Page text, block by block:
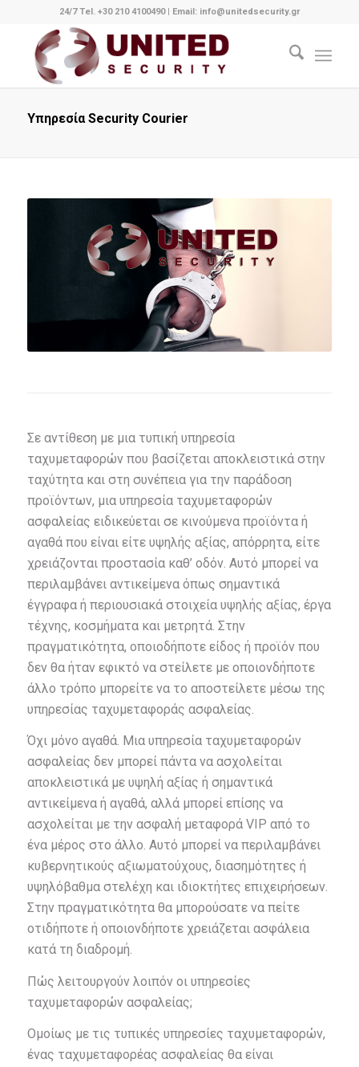
24/7 Tel. +30 210 4100490 | Email: info@unitedsecurity.gr
Υπηρεσία Security Courier
Σε αντίθεση με μια τυπική υπηρεσία
ταχυμεταφορών που βασίζεται αποκλειστικά στην
ταχύτητα και στη συνέπεια για την παράδοση
προϊόντων, μια υπηρεσία ταχυμεταφορών
ασφαλείας ειδικεύεται σε κινούμενα προϊόντα ή
αγαθά που είναι είτε υψηλής αξίας, απόρρητα, είτε
χρειάζονται προστασία καθ’ οδόν. Αυτό μπορεί να
περιλαμβάνει αντικείμενα όπως σημαντικά
έγγραφα ή περιουσιακά στοιχεία υψηλής αξίας, έργα
τέχνης, κοσμήματα και μετρητά. Στην
πραγματικότητα, οποιοδήποτε είδος ή προϊόν που
δεν θα ήταν εφικτό να στείλετε με οποιονδήποτε
άλλο τρόπο μπορείτε να το αποστείλετε μέσω της
υπηρεσίας ταχυμεταφοράς ασφαλείας.
Όχι μόνο αγαθά. Μια υπηρεσία ταχυμεταφορών
ασφαλείας δεν μπορεί πάντα να ασχολείται
αποκλειστικά με υψηλή αξίας ή σημαντικά
αντικείμενα ή αγαθά, αλλά μπορεί επίσης να
ασχολείται με την ασφαλή μεταφορά VIP από το
ένα μέρος στο άλλο. Αυτό μπορεί να περιλαμβάνει
κυβερνητικούς αξιωματούχους, διασημότητες ή
υψηλόβαθμα στελέχη και ιδιοκτήτες επιχειρήσεων.
Στην πραγματικότητα θα μπορούσατε να πείτε
οτιδήποτε ή οποιονδήποτε χρειάζεται ασφάλεια
κατά τη διαδρομή.
Πώς λειτουργούν λοιπόν οι υπηρεσίες
ταχυμεταφορών ασφαλείας;
Ομοίως με τις τυπικές υπηρεσίες ταχυμεταφορών,
ένας ταχυμεταφορέας ασφαλείας θα είναι